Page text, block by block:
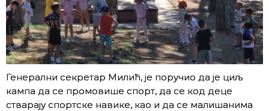
Генерални секретар Милић, је поручио да је циљ
кампа да се промовише спорт, да се код деце
стварају спортске навике, као и да се малишанима